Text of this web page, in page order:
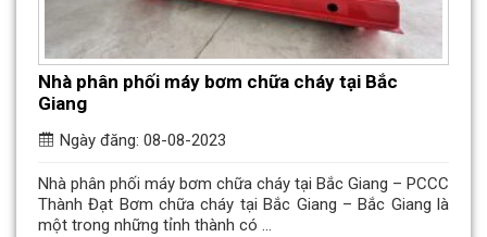
Nhà phân phối máy bơm chữa cháy tại Bắc
Giang
Ngày đăng: 08-08-2023
Nhà phân phối máy bơm chữa cháy tại Bắc Giang – PCCC
Thành Đạt Bơm chữa cháy tại Bắc Giang – Bắc Giang là
một trong những tỉnh thành có ...